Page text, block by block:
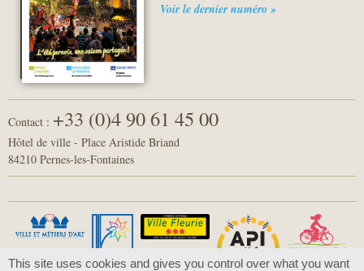
Voir le dernier numéro »
Contact : +33 (0)4 90 61 45 00
Hôtel de ville - Place Aristide Briand
84210 Pernes-les-Fontaines
This site uses cookies and gives you control over what you want